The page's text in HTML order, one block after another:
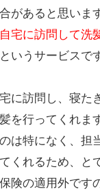
があると思いま
自宅に訪問して洗
というサービスで
に訪問し、寝た
を行ってくれま
は特になく、担
くれるため、と
険の適用外です